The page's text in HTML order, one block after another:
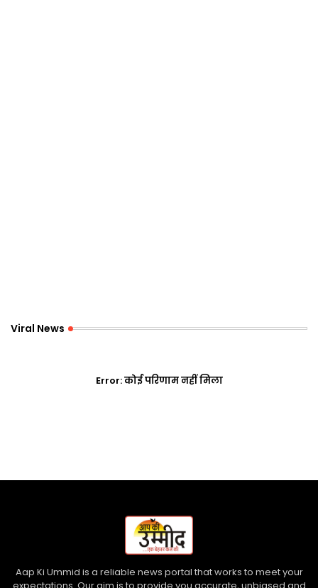
Viral News
Error:कोई परिणाम नहीं मिला
Aap Ki Ummid is a reliable news portal that works to meet your
expectations. Our aim is to provide you accurate, unbiased and